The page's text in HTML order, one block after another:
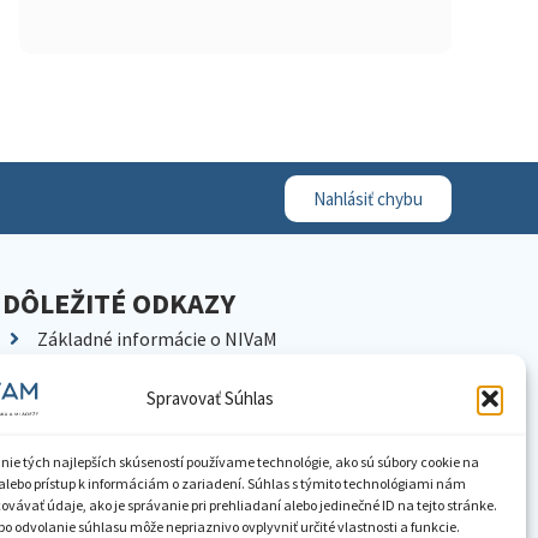
Spravovať Súhlas
tých najlepších skúseností používame technológie, ako sú súbory cookie na
prístup k informáciám o zariadení. Súhlas s týmito technológiami nám
údaje, ako je správanie pri prehliadaní alebo jedinečné ID na tejto stránke.
odvolanie súhlasu môže nepriaznivo ovplyvniť určité vlastnosti a funkcie.
Nahlásiť chybu
DÔLEŽITÉ ODKAZY
Základné informácie o NIVaM
Kariéra
Pracoviská NIVaM
Dokumenty inštitúcie